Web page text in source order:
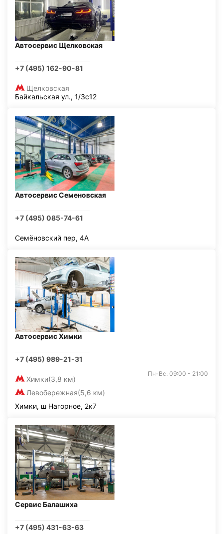
Автосервис Щелковская
+7 (495) 162-90-81
Щелковская
Байкальская ул., 1/3с12
Автосервис Семеновская
+7 (495) 085-74-61
Семёновский пер, 4А
Автосервис Химки
+7 (495) 989-21-31
Химки(3,8 км)
Левобережная(5,6 км)
Пн-Вс: 09:00 - 21:00
Химки, ш Нагорное, 2к7
Сервис Балашиха
+7 (495) 431-63-63